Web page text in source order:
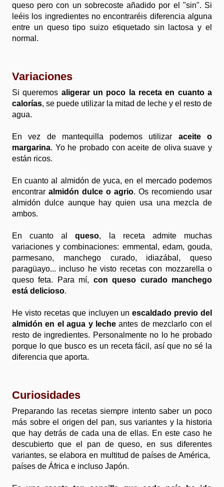
queso pero con un sobrecoste añadido por el "sin". Si
leéis los ingredientes no encontraréis diferencia alguna
entre un queso tipo suizo etiquetado sin lactosa y el
normal.
Variaciones
Si queremos aligerar un poco la receta en cuanto a
calorías, se puede utilizar la mitad de leche y el resto de
agua.
En vez de mantequilla podemos utilizar aceite o
margarina. Yo he probado con aceite de oliva suave y
están ricos.
En cuanto al almidón de yuca, en el mercado podemos
encontrar almidón dulce o agrio. Os recomiendo usar
almidón dulce aunque hay quien usa una mezcla de
ambos.
En cuanto alqueso, la receta admite muchas
variaciones y combinaciones: emmental, edam, gouda,
parmesano, manchego curado, idiazábal, queso
paragüayo... incluso he visto recetas con mozzarella o
queso feta. Para mí, con queso curado manchego
está delicioso.
He visto recetas que incluyen unescaldado previo del
almidón en el agua y leche antes de mezclarlo con el
resto de ingredientes. Personalmente no lo he probado
porque lo que busco es un receta fácil, así que no sé la
diferencia que aporta.
Curiosidades
Preparando las recetas siempre intento saber un poco
más sobre el origen del pan, sus variantes y la historia
que hay detrás de cada una de ellas. En este caso he
descubierto que el pan de queso, en sus diferentes
variantes, se elabora en multitud de países de América,
países de África e incluso Japón.